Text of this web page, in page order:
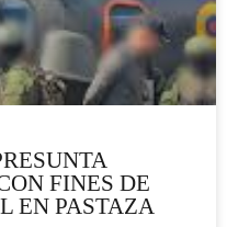
FINES DE
EN PASTAZA